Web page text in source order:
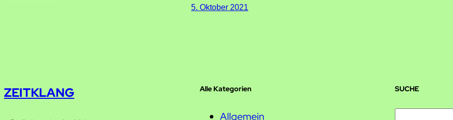
5. Oktober 2021
ZEITKLANG Alle Kategorien
Allgemein
SUCHE